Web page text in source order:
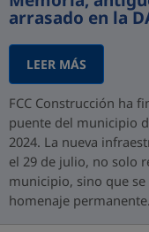
arrasado en la
LEER MÁS
FCC Construcción ha
puente del municipio
2024. La nueva
el 29 de julio, no solo
municipio, sino que
homenaje